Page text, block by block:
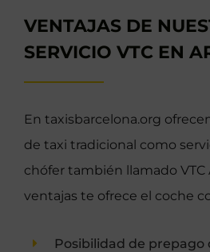
VENTAJAS DE
SERVICIO VTC EN
En taxisbarcelona.org
de taxi tradicional como
chófer también llamado VTC
ventajas te ofrece el coche
Posibilidad de prepago